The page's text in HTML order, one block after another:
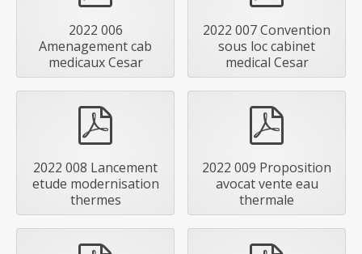
2022 006
Amenagement cab
medicaux Cesar
2022 007 Convention
sous loc cabinet
medical Cesar
2022 008 Lancement
etude modernisation
thermes
2022 009 Proposition
avocat vente eau
thermale